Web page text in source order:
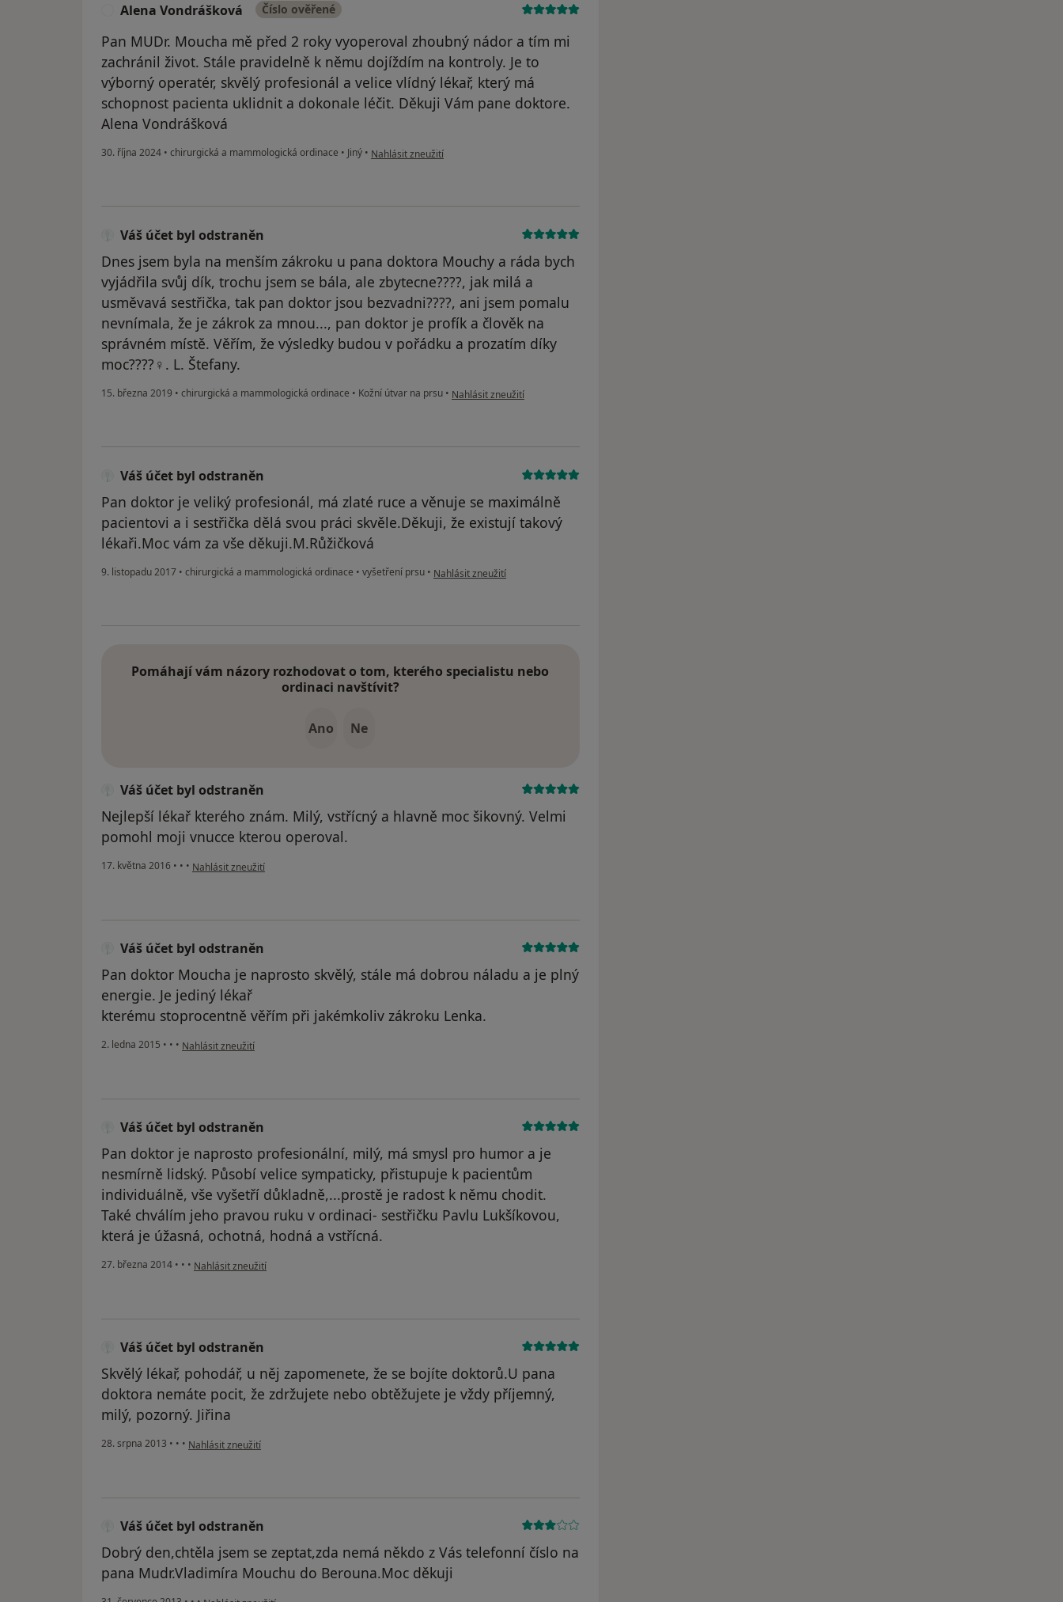
Alena Vondrášková Číslo ověřené
Pan MUDr. Moucha mě před 2 roky vyoperoval zhoubný nádor a tím mi
zachránil život. Stále pravidelně k němu dojíždím na kontroly. Je to
výborný operatér, skvělý profesionál a velice vlídný lékař, který má
schopnost pacienta uklidnit a dokonale léčit. Děkuji Vám pane doktore.
Alena Vondrášková
30. října 2024 • chirurgická a mammologická ordinace • Jiný • podle názoru uživatele Alena Vondrášková
Nahlásit zneužití
Váš účet byl odstraněn
Dnes jsem byla na menším zákroku u pana doktora Mouchy a ráda bych
vyjádřila svůj dík, trochu jsem se bála, ale zbytecne????, jak milá a
usměvavá sestřička, tak pan doktor jsou bezvadni????, ani jsem pomalu
nevnímala, že je zákrok za mnou..., pan doktor je profík a člověk na
správném místě. Věřím, že výsledky budou v pořádku a prozatím díky
moc????‍♀️. L. Štefany.
15. března 2019 • chirurgická a mammologická ordinace • Kožní útvar na prsu • podle názoru uživatele Váš účet byl odstraněn
Nahlásit zneužití
Váš účet byl odstraněn
Pan doktor je veliký profesionál, má zlaté ruce a věnuje se maximálně
pacientovi a i sestřička dělá svou práci skvěle.Děkuji, že existují takový
lékaři.Moc vám za vše děkuji.M.Růžičková
9. listopadu 2017 • chirurgická a mammologická ordinace • vyšetření prsu • podle názoru uživatele Váš účet byl odstraněn
Nahlásit zneužití
Pomáhají vám názory rozhodovat o tom, kterého specialistu nebo
ordinaci navštívit?
Ano Ne
Váš účet byl odstraněn
Nejlepší lékař kterého znám. Milý, vstřícný a hlavně moc šikovný. Velmi
pomohl moji vnucce kterou operoval.
17. května 2016 • • • podle názoru uživatele Váš účet byl odstraněn
Nahlásit zneužití
Váš účet byl odstraněn
Pan doktor Moucha je naprosto skvělý, stále má dobrou náladu a je plný
energie. Je jediný lékař
kterému stoprocentně věřím při jakémkoliv zákroku Lenka.
2. ledna 2015 • • • podle názoru uživatele Váš účet byl odstraněn
Nahlásit zneužití
Váš účet byl odstraněn
Pan doktor je naprosto profesionální, milý, má smysl pro humor a je
nesmírně lidský. Působí velice sympaticky, přistupuje k pacientům
individuálně, vše vyšetří důkladně,...prostě je radost k němu chodit.
Také chválím jeho pravou ruku v ordinaci- sestřičku Pavlu Lukšíkovou,
která je úžasná, ochotná, hodná a vstřícná.
27. března 2014 • • • podle názoru uživatele Váš účet byl odstraněn
Nahlásit zneužití
Váš účet byl odstraněn
Skvělý lékař, pohodář, u něj zapomenete, že se bojíte doktorů.U pana
doktora nemáte pocit, že zdržujete nebo obtěžujete je vždy příjemný,
milý, pozorný. Jiřina
28. srpna 2013 • • • podle názoru uživatele Váš účet byl odstraněn
Nahlásit zneužití
Váš účet byl odstraněn
Dobrý den,chtěla jsem se zeptat,zda nemá někdo z Vás telefonní číslo na
pana Mudr.Vladimíra Mouchu do Berouna.Moc děkuji
podle názoru uživatele Váš účet byl odstraněn